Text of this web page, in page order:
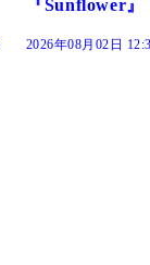
だまり』
2026年08月02日